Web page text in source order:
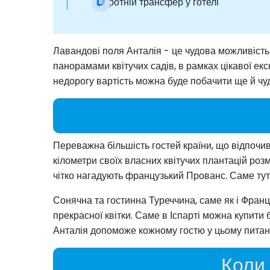
Лавандові поля Анталія - це чудова
панорамами квітучих садів, в рамках цікавої
недорогу вартість можна буде побачити ще й
Переважна більшість гостей країни, що
кілометри своїх власних квітучих плантацій
чітко нагадують французький Прованс. Саме
Сонячна та гостинна Туреччина, саме як і
прекрасної квітки. Саме в Іспарті можна
Анталія допоможе кожному гостю у цьому